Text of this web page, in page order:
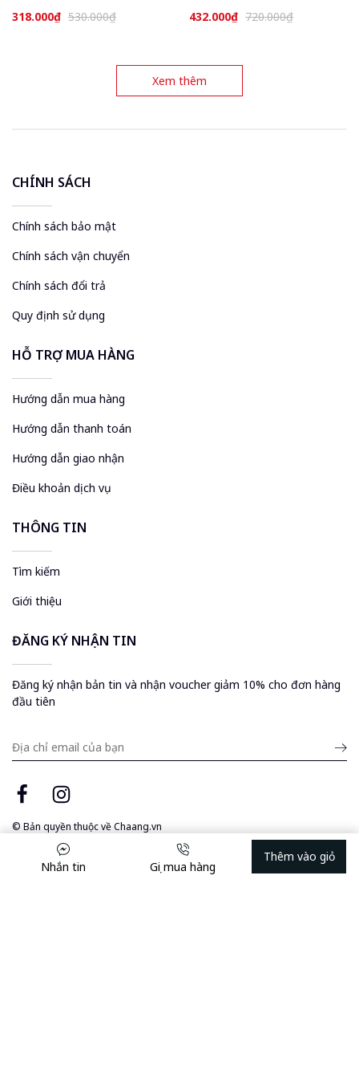
sẵn ADC426 áo dài giáo viên
318.000₫ 530.000₫
ADC427 áo dài cổ tròn xanh
432.000₫ 720.000₫
Xem thêm
Nhắn tin Gọi mua hàng
Thêm vào giỏ
CHÍNH SÁCH
Chính sách bảo mật
Chính sách vận chuyển
Chính sách đổi trả
Quy định sử dụng
HỖ TRỢ MUA HÀNG
Hướng dẫn mua hàng
Hướng dẫn thanh toán
Hướng dẫn giao nhận
Điều khoản dịch vụ
THÔNG TIN
Tìm kiếm
Giới thiệu
ĐĂNG KÝ NHẬN TIN
Đăng ký nhận bản tin và nhận voucher giảm 10% cho đơn hàng
đầu tiên
Submit
email
© Bản quyền thuộc vềChaang.vn